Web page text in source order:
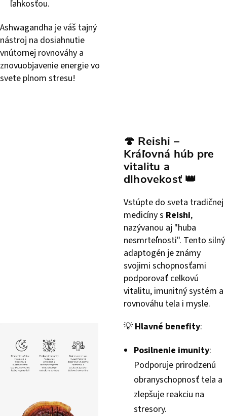
ľahkosťou.
Ashwagandha je váš tajný
nástroj na dosiahnutie
vnútornej rovnováhy a
znovuobjavenie energie vo
svete plnom stresu!
🍄 Reishi –
Kráľovná húb pre
vitalitu a
dlhovekosť 👑
Vstúpte do sveta tradičnej
medicíny s Reishi,
nazývanou aj "huba
nesmrteľnosti". Tento silný
adaptogén je známy
svojimi schopnosťami
podporovať celkovú
vitalitu, imunitný systém a
rovnováhu tela i mysle.
💡 Hlavné benefity:
Posilnenie imunity:
Podporuje prirodzenú
obranyschopnosť tela a
zlepšuje reakciu na
stresory.